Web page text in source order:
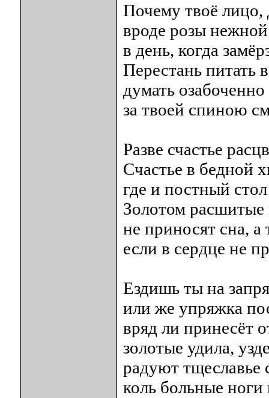
Почему твоё лицо,
вроде розы
в день, когда
Перестань питать
думать
за твоей спиною
Разве счастье
Счастье в бедной
где и постный
Золотом
не приносят сна, а
если в сердце не
Ездишь ты на
или же упряжка
вряд ли принесёт
золотые удила,
радуют тщеславье
коль больные ноги